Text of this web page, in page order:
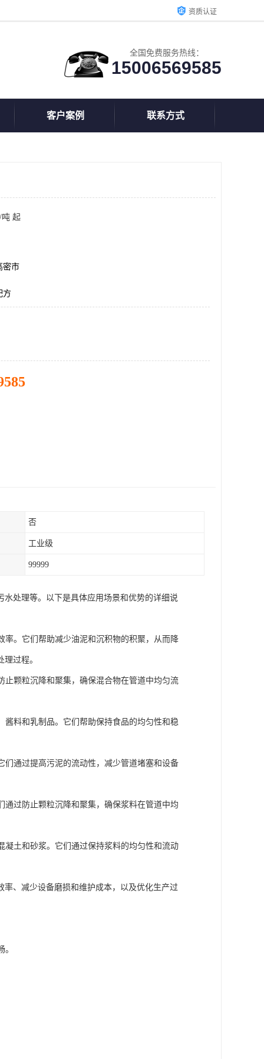
资质认证
全国免费服务热线：
15006569585
客户案例 联系方式
起
密市
方
否
工业级
99999
处理等。以下是具体应用场景和优势的详细说
。它们帮助减少油泥和沉积物的积聚，从而降
过程。
颗粒沉降和聚集，确保混合物在管道中均匀流
料和乳制品。它们帮助保持食品的均匀性和稳
通过提高污泥的流动性，减少管道堵塞和设备
过防止颗粒沉降和聚集，确保浆料在管道中均
土和砂浆。它们通过保持浆料的均匀性和流动
、减少设备磨损和维护成本，以及优化生产过